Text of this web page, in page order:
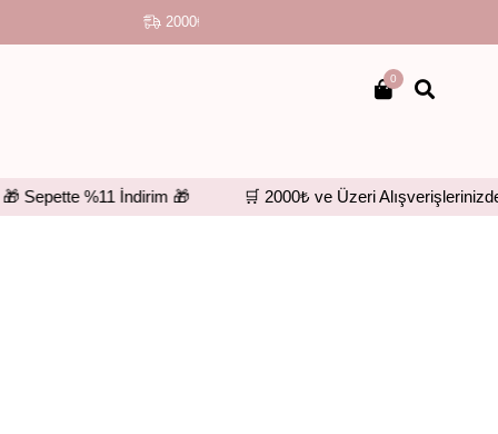
2000₺ VE ÜZERİ KARGO ÜCRETSİZ
0
%11 İndirim 🎁 🛒 2000₺ ve Üzeri Alışverişlerinizde